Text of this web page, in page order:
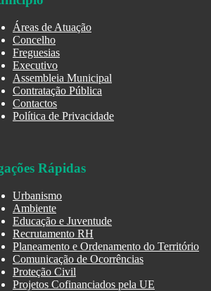
Áreas de Atuação
Concelho
Freguesias
Executivo
Assembleia Municipal
Contratação Pública
Contactos
Política de Privacidade
Rápidas
Urbanismo
Ambiente
Educação e Juventude
Recrutamento RH
Planeamento e Ordenamento do Território
Comunicação de Ocorrências
Proteção Civil
Projetos Cofinanciados pela UE